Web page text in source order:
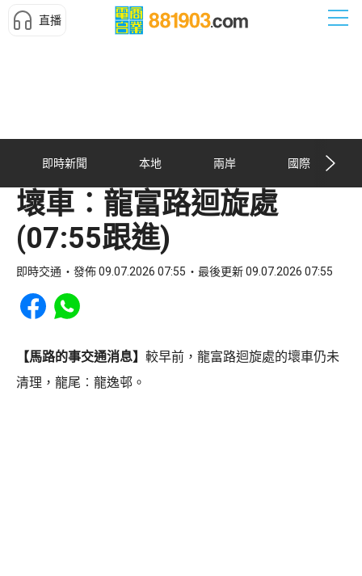
直播
即時新聞 本地 兩岸 國際
壞車︰龍富路迴旋處
(07:55跟進)
即時交通 發佈 09.07.2026 07:55 最後更新 09.07.2026 07:55
Share to Facebook
Share to WhatsApp
【馬路的事交通消息】 較早前，龍富路迴旋處的壞車仍未
清理，龍尾︰龍逸邨。